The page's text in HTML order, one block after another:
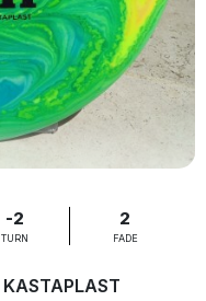
-2
TURN
2
FADE